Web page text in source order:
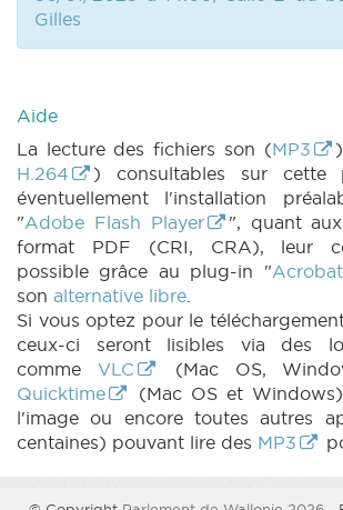
Gilles
Aide
La lecture des fichiers son (MP3
H.264
) consultables sur cette
éventuellement l'installation
"Adobe Flash Player
", quant
format PDF (CRI, CRA), leur
possible grâce au plug-in "
son alternative libre.
Si vous optez pour le
ceux-ci seront lisibles via des
comme VLC
(Mac OS,
Quicktime
(Mac OS et
l'image ou encore toutes autres
centaines) pouvant lire des MP3